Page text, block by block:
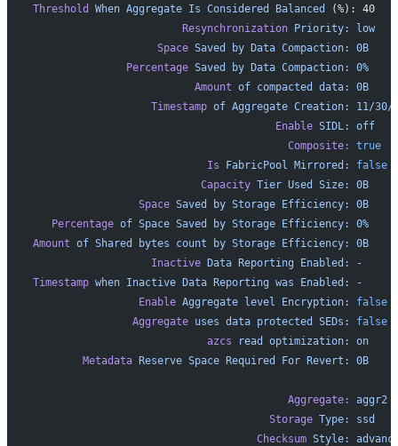
Threshold
When Aggregate Is Considered Balanced
(%): 40
                        Resynchronization
Priority:
low
                    Space
Saved by Data Compaction:
0B
               Percentage
Saved by Data Compaction:
0%
                          Amount
of compacted data:
0B
                   Timestamp
of Aggregate Creation:
11/30/
                                       Enable
SIDL:
off
                                         Composite:
true
                            Is
FabricPool Mirrored:
false
                           Capacity
Tier Used Size:
0B
                 Space
Saved by Storage Efficiency:
0B
   Percentage
of Space Saved by Storage Efficiency:
0%
Amount of Shared bytes count by Storage Efficiency:
0B
                   Inactive
Data Reporting Enabled:
-
Timestamp when Inactive Data Reporting was Enabled:
-
                 Enable
Aggregate level Encryption:
false
                Aggregate
uses data protected SEDs:
false
                            azcs
read optimization:
on
        Metadata
Reserve Space Required For Revert: 0B
                                         Aggregate:
aggr2
                                      Storage
Type:
ssd
                                    Checksum
Style: